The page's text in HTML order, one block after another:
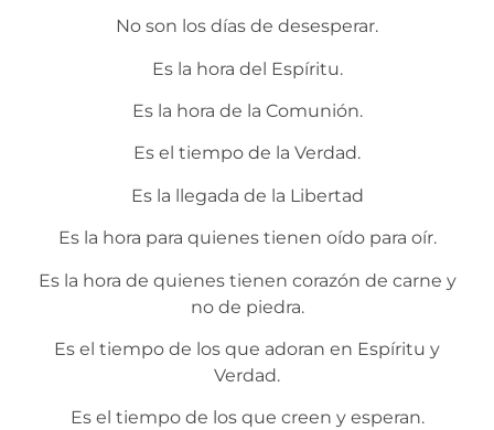
No son los días de desesperar.
Es la hora del Espíritu.
Es la hora de la Comunión.
Es el tiempo de la Verdad.
Es la llegada de la Libertad
Es la hora para quienes tienen oído para oír.
Es la hora de quienes tienen corazón de carne y
no de piedra.
Es el tiempo de los que adoran en Espíritu y
Verdad.
Es el tiempo de los que creen y esperan.